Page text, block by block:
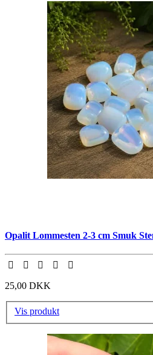
Opalit Lommesten 2-3 cm Smuk
25,00 DKK
Vis produkt